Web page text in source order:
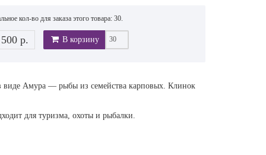
кол-во для заказа этого товара: 30.
р. В корзину
виде Амура — рыбы из семейства карповых. Клинок
для туризма, охоты и рыбалки.